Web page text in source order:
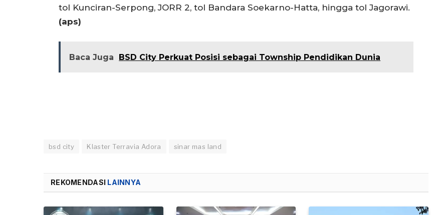
tol Kunciran-Serpong, JORR 2, tol Bandara Soekarno-Hatta, hingga tol Jagorawi.
(aps)
Baca Juga BSD City Perkuat Posisi sebagai Township Pendidikan Dunia
bsd city Klaster Terravia Adora sinar mas land
REKOMENDASI LAINNYA